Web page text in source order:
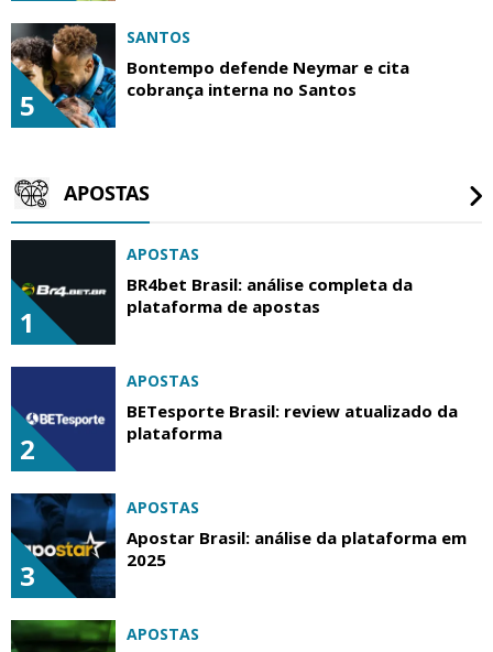
5
SANTOS
Bontempo defende Neymar e cita
cobrança interna no Santos
APOSTAS
1
APOSTAS
BR4bet Brasil: análise completa da
plataforma de apostas
2
APOSTAS
BETesporte Brasil: review atualizado da
plataforma
3
APOSTAS
Apostar Brasil: análise da plataforma em
2025
APOSTAS